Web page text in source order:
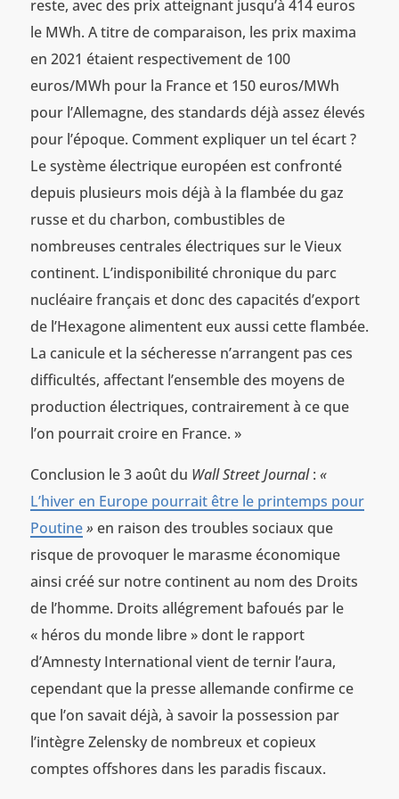
reste, avec des prix atteignant jusqu’à 414 euros
le MWh. A titre de comparaison, les prix maxima
en 2021 étaient respectivement de 100
euros/MWh pour la France et 150 euros/MWh
pour l’Allemagne, des standards déjà assez élevés
pour l’époque. Comment expliquer un tel écart ?
Le système électrique européen est confronté
depuis plusieurs mois déjà à la flambée du gaz
russe et du charbon, combustibles de
nombreuses centrales électriques sur le Vieux
continent. L’indisponibilité chronique du parc
nucléaire français et donc des capacités d’export
de l’Hexagone alimentent eux aussi cette flambée.
La canicule et la sécheresse n’arrangent pas ces
difficultés, affectant l’ensemble des moyens de
production électriques, contrairement à ce que
l’on pourrait croire en France. »
Conclusion le 3 août du Wall Street Journal: «
L’hiver en Europe pourrait être le printemps pour
Poutine » en raison des troubles sociaux que
risque de provoquer le marasme économique
ainsi créé sur notre continent au nom des Droits
de l’homme. Droits allégrement bafoués par le
« héros du monde libre » dont le rapport
d’Amnesty International vient de ternir l’aura,
cependant que la presse allemande confirme ce
que l’on savait déjà, à savoir la possession par
l’intègre Zelensky de nombreux et copieux
comptes offshores dans les paradis fiscaux.